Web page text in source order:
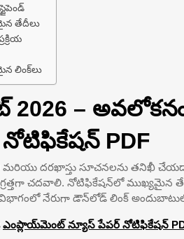
తేదీలు
లింక్‌లు
2026 –
PDF
దరఖాస్తు సూచనలను తనిఖీ చేయడానికి
చదవాలి. నోటిఫికేషన్‌లో ముఖ్యమైన
నేరుగా డౌన్‌లోడ్ లింక్
ఎంప్లాయ్‌మెంట్ న్యూస్ పేపర్ నోటిఫికేషన్